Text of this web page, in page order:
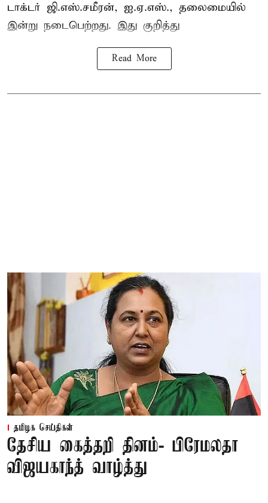
டாக்டர் ஜி.எஸ்.சமீரன், ஐ.ஏ.எஸ்., தலைமையில்
இன்று நடைபெற்றது. இது குறித்து
Read More
தமிழக செய்திகள்
தேசிய கைத்தறி தினம்- பிரேமலதா
விஜயகாந்த் வாழ்த்து